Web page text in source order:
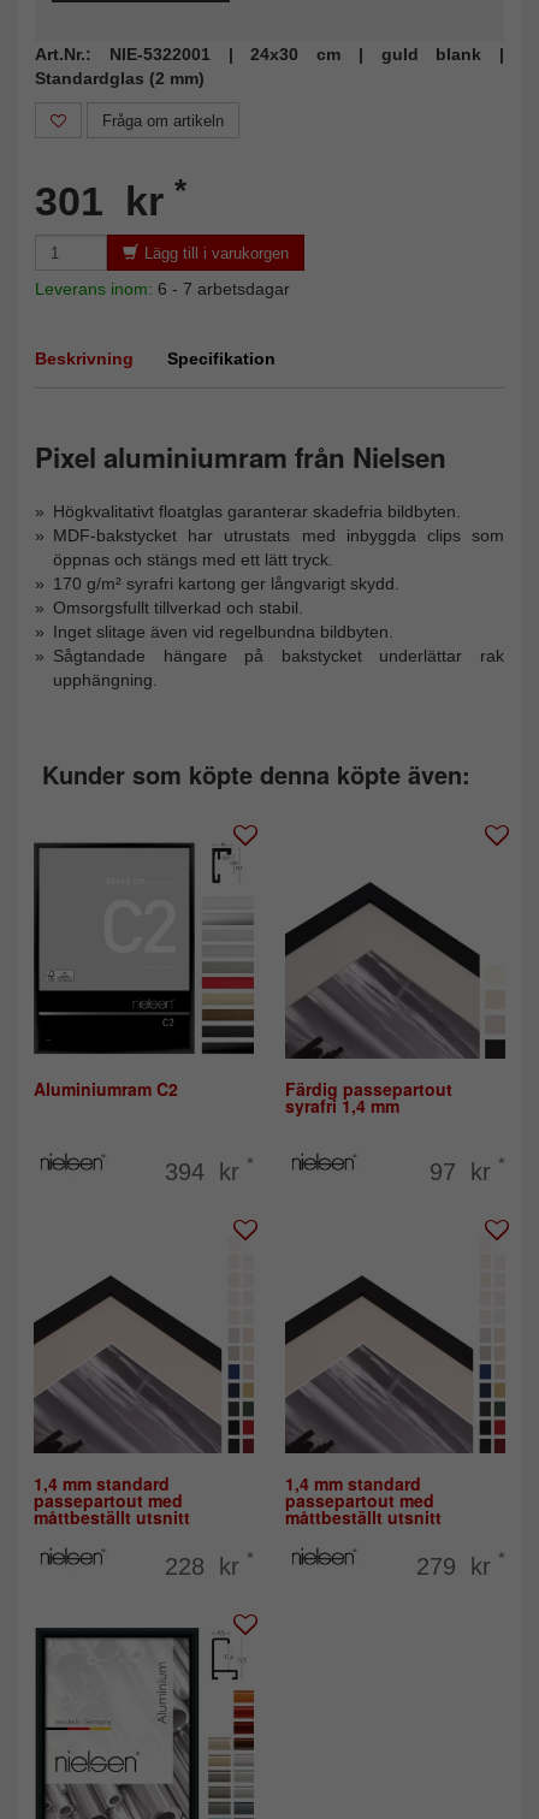
Art.Nr.: NIE-5322001 | 24x30 cm | guld blank |
Standardglas (2 mm)
Fråga om artikeln
301 kr *
Lägg till i varukorgen
Leverans inom: 6 - 7 arbetsdagar
Beskrivning Specifikation
Pixel aluminiumram från Nielsen
Högkvalitativt floatglas garanterar skadefria bildbyten.
MDF-bakstycket har utrustats med inbyggda clips som
öppnas och stängs med ett lätt tryck.
170 g/m² syrafri kartong ger långvarigt skydd.
Omsorgsfullt tillverkad och stabil.
Inget slitage även vid regelbundna bildbyten.
Sågtandade hängare på bakstycket underlättar rak
upphängning.
Kunder som köpte denna köpte även:
Aluminiumram C2
394 kr *
Färdig passepartout
syrafri 1,4 mm
97 kr *
1,4 mm standard
passepartout med
måttbeställt utsnitt
228 kr *
1,4 mm standard
passepartout med
måttbeställt utsnitt
279 kr *